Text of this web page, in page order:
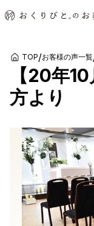
初めての方へ
初めての方へ
アフターサポート
会社を知る
スタッフ一覧
関東エリア
千葉県
北海道エリア
札幌市
お客様の声
ご葬儀事例
葬儀の知識
葬儀の知識
TOP/お客様の声一覧
【20年
方より